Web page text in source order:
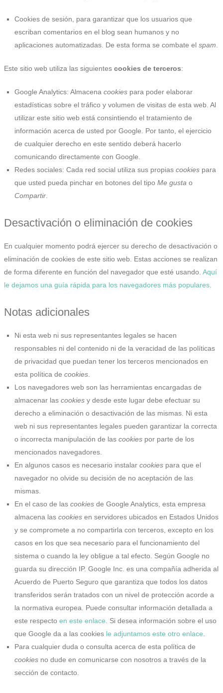
Cookies de sesión, para garantizar que los usuarios que
escriban comentarios en el blog sean humanos y no
aplicaciones automatizadas. De esta forma se combate el spam
Este sitio web utiliza las siguientes cookies de terceros:
Google Analytics: Almacena cookies para poder elaborar
estadísticas sobre el tráfico y volumen de visitas de esta web. Al
utilizar este sitio web está consintiendo el tratamiento de
información acerca de usted por Google. Por tanto, el ejercicio
de cualquier derecho en este sentido deberá hacerlo
comunicando directamente con Google.
Redes sociales: Cada red social utiliza sus propias cookies para
que usted pueda pinchar en botones del tipo Me gusta o
Compartir
Desactivación o eliminación de cookies
En cualquier momento podrá ejercer su derecho de desactivación o
eliminación de cookies de este sitio web. Estas acciones se realizan
de forma diferente en función del navegador que esté usando. Aquí
le dejamos una guía rápida para los navegadores más populares
Notas adicionales
Ni esta web ni sus representantes legales se hacen
responsables ni del contenido ni de la veracidad de las políticas
de privacidad que puedan tener los terceros mencionados en
esta política de cookies
Los navegadores web son las herramientas encargadas de
almacenar las cookies y desde este lugar debe efectuar su
derecho a eliminación o desactivación de las mismas. Ni esta
web ni sus representantes legales pueden garantizar la correcta
o incorrecta manipulación de las cookies por parte de los
mencionados navegadores.
En algunos casos es necesario instalar cookies para que el
navegador no olvide su decisión de no aceptación de las
mismas.
En el caso de las cookies de Google Analytics, esta empresa
almacena las cookies en servidores ubicados en Estados Unidos
y se compromete a no compartirla con terceros, excepto en los
casos en los que sea necesario para el funcionamiento del
sistema o cuando la ley obligue a tal efecto. Según Google no
guarda su dirección IP. Google Inc. es una compañía adherida al
Acuerdo de Puerto Seguro que garantiza que todos los datos
transferidos serán tratados con un nivel de protección acorde a
la normativa europea. Puede consultar información detallada a
este respecto en este enlace . Si desea información sobre el uso
que Google da a las cookies le adjuntamos este otro enlace
Para cualquier duda o consulta acerca de esta política de
cookies no dude en comunicarse con nosotros a través de la
sección de contacto.